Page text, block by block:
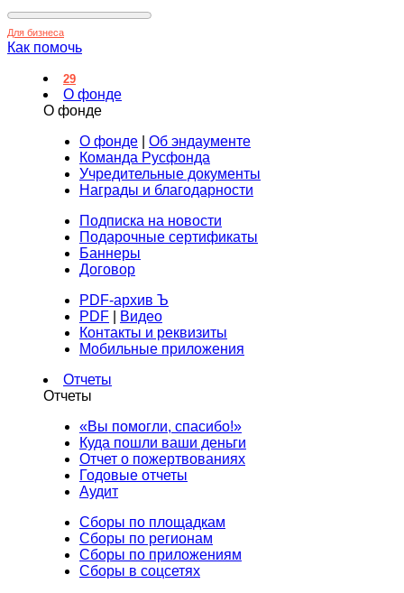
Для бизнеса
Как помочь
29
О фонде
О фонде
О фонде
Об эндаументе
Команда Русфонда
Учредительные документы
Награды и благодарности
Подписка на новости
Подарочные сертификаты
Баннеры
Договор
PDF-архив Ъ
PDF
Видео
Контакты и реквизиты
Мобильные приложения
Отчеты
Отчеты
«Вы помогли, спасибо!»
Куда пошли ваши деньги
Отчет о пожертвованиях
Годовые отчеты
Аудит
Сборы по площадкам
Сборы по регионам
Сборы по приложениям
Сборы в соцсетях